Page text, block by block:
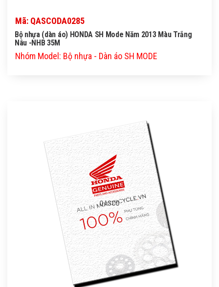
Mã: QASCODA0285
Bộ nhựa (dàn áo) HONDA SH Mode Năm 2013 Màu Trắng
Nâu -NHB 35M
Nhóm Model: Bộ nhựa - Dàn áo SH MODE
QASCO